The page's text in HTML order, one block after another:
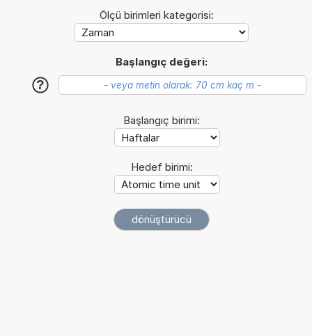
Ölçü birimleri kategorisi:
Başlangıç değeri:
?
Başlangıç birimi:
Hedef birimi: